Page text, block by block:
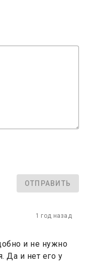
ОТПРАВИТЬ
1 год назад
и не нужно
Да и нет его у